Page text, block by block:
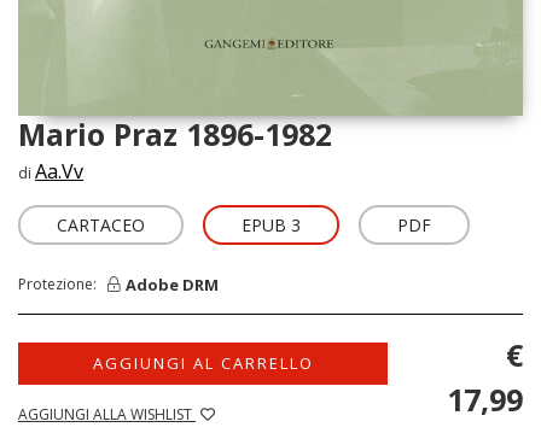
Mario Praz 1896-1982
di Aa.Vv
CARTACEO EPUB 3 PDF
Protezione: Adobe DRM
AGGIUNGI AL CARRELLO
AGGIUNGI ALLA WISHLIST
€
17,99